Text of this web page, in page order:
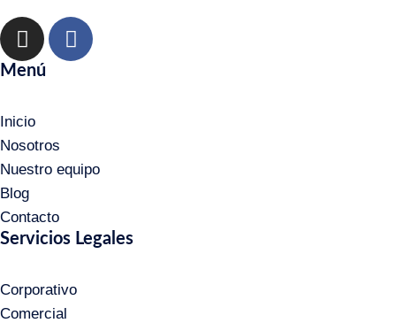
Menú
Inicio
Nosotros
Nuestro equipo
Blog
Contacto
Servicios Legales
Corporativo
Comercial